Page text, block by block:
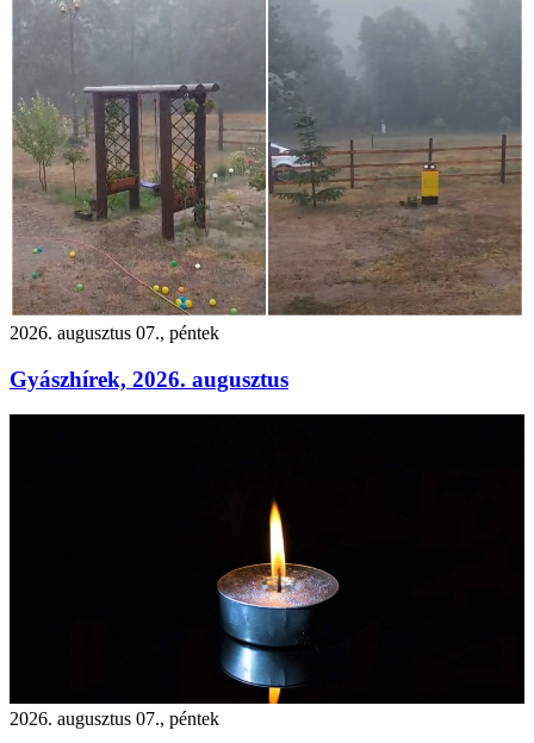
2026. augusztus 07., péntek
Gyászhírek, 2026. augusztus
2026. augusztus 07., péntek